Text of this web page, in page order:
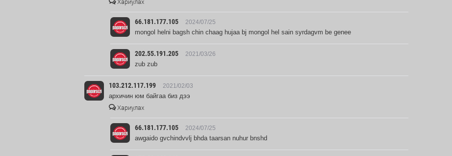
Хариулах
66.181.177.105 2024/07/25
mongol helni bagsh chin chaag hujaa bj mongol hel sain syrdagvm be genee
202.55.191.205 2021/03/26
zub zub
103.212.117.199 2021/02/03
архичин юм байгаа биз дээ
Хариулах
66.181.177.105 2024/07/25
awgaido gvchindvvlj bhda taarsan nuhur bnshd